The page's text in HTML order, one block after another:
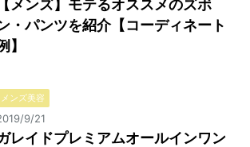
【メンズ】モテるオススメのズボ
・パンツを紹介【コーディネート
】
メンズ美容
9/21
レイドプレミアムオールインワン